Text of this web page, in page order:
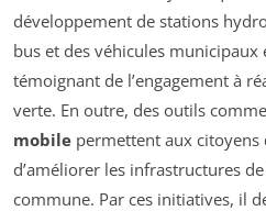
développement de stations
bus et des véhicules municipaux
témoignant de l’engagement à
verte. En outre, des outils
mobile permettent aux
d’améliorer les infrastructures
commune. Par ces initiatives, il